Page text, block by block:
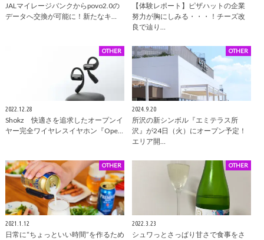
JALマイレージバンクからpovo2.0の
データへ交換が可能に！新たなキ…
【体験レポート】ピザハットの企業
努力が胸にしみる・・・！チーズ改
良で辿り…
OTHER
2022.12.28
Shokz 快適さを追求したオープンイ
ヤー完全ワイヤレスイヤホン『Ope…
OTHER
2024.9.20
所沢の新シンボル『エミテラス所
沢』が24日（火）にオープン予定！
エリア開…
OTHER
2021.1.12
日常に“ちょっといい時間”を作るため
OTHER
2022.3.23
シュワっとさっぱり甘さで食事をさ